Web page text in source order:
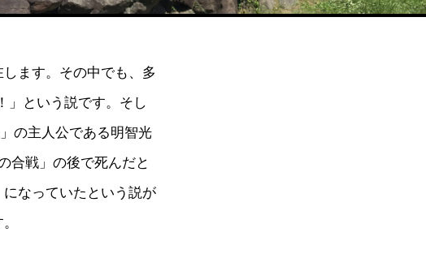
ます。その中でも、多
」という説です。そし
の主人公である明智光
合戦」の後で死んだと
なっていたという説が